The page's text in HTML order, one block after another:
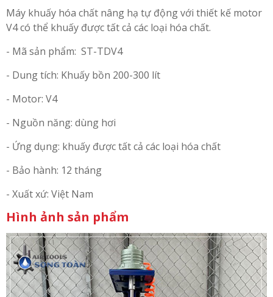
Máy khuấy hóa chất nâng hạ tự động với thiết kế motor
V4 có thể khuấy được tất cả các loại hóa chất.
- Mã sản phẩm: ST-TDV4
- Dung tích: Khuấy bồn 200-300 lít
- Motor: V4
- Nguồn năng: dùng hơi
- Ứng dụng: khuấy được tất cả các loại hóa chất
- Bảo hành: 12 tháng
- Xuất xứ: Việt Nam
Hình ảnh sản phẩm